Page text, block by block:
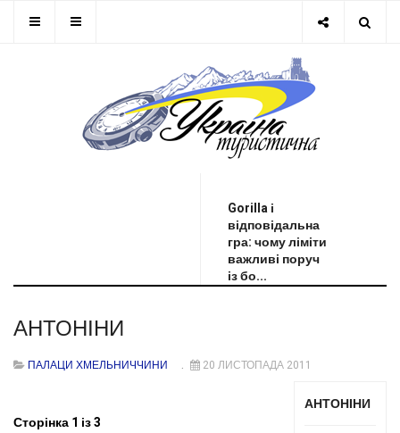
Gorilla і
відповідальна
гра: чому ліміти
важливі поруч
із бо...
АНТОНІНИ
ПАЛАЦИ ХМЕЛЬНИЧЧИНИ 20 ЛИСТОПАДА 2011
АНТОНІНИ
Сторінка 1 із 3